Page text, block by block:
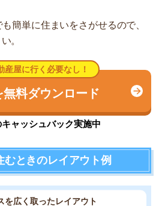
簡単に住まいをさがせるので、
。
産屋に行く必要なし！
無料ダウンロード
ャッシュバック実施中
ときのレイアウト例
を広く取ったレイアウト